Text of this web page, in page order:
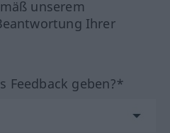
unserem
Ihrer
Feedback geben?*